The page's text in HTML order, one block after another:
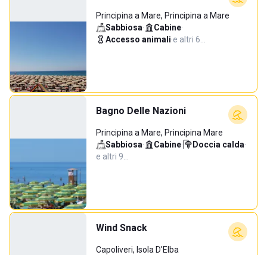
Principina a Mare, Principina a Mare
Sabbiosa· Cabine·
Accesso animali·e altri 6…
Bagno Delle Nazioni
Principina a Mare, Principina Mare
Sabbiosa· Cabine· Doccia calda·
e altri 9…
Wind Snack
Capoliveri, Isola D'Elba